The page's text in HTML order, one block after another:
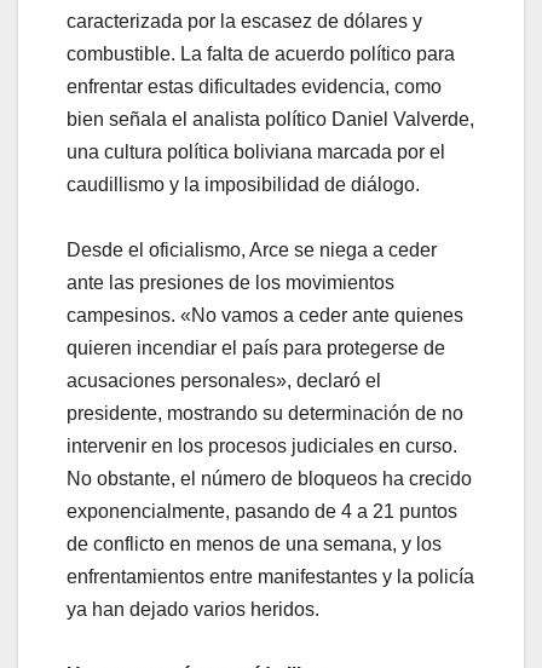
caracterizada por la escasez de dólares y
combustible. La falta de acuerdo político para
enfrentar estas dificultades evidencia, como
bien señala el analista político Daniel Valverde,
una cultura política boliviana marcada por el
caudillismo y la imposibilidad de diálogo.
Desde el oficialismo, Arce se niega a ceder
ante las presiones de los movimientos
campesinos. «No vamos a ceder ante quienes
quieren incendiar el país para protegerse de
acusaciones personales», declaró el
presidente, mostrando su determinación de no
intervenir en los procesos judiciales en curso.
No obstante, el número de bloqueos ha crecido
exponencialmente, pasando de 4 a 21 puntos
de conflicto en menos de una semana, y los
enfrentamientos entre manifestantes y la policía
ya han dejado varios heridos.